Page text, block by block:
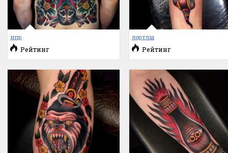
нпр
Рейтинг
лортлш
Рейтинг